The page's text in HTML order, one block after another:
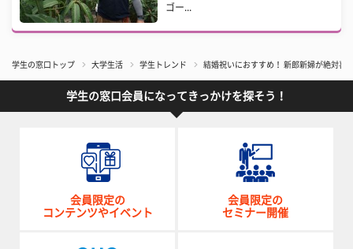
ゴー...
学生の窓口トップ 大学生活 学生トレンド 結婚祝いにおすすめ！ 新郎新婦が絶対喜
学生の窓口会員になってきっかけを探そう！
会員限定の
コンテンツやイベント
会員限定の
セミナー開催